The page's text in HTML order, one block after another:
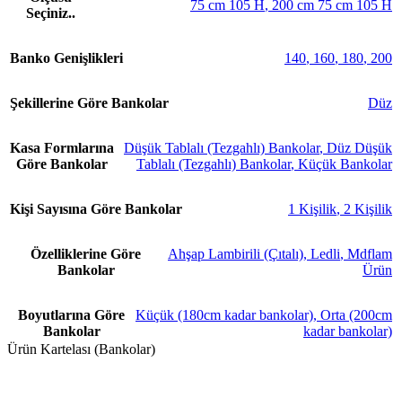
Seçiniz..
75 cm 105 H, 200 cm 75 cm 105 H
Banko Genişlikleri 140, 160, 180, 200
Şekillerine Göre Bankolar Düz
Kasa Formlarına
Göre Bankolar
Düşük Tablalı (Tezgahlı) Bankolar, Düz Düşük
Tablalı (Tezgahlı) Bankolar, Küçük Bankolar
Kişi Sayısına Göre Bankolar 1 Kişilik, 2 Kişilik
Özelliklerine Göre
Bankolar
Ahşap Lambirili (Çıtalı), Ledli, Mdflam
Ürün
Boyutlarına Göre
Bankolar
Küçük (180cm kadar bankolar), Orta (200cm
kadar bankolar)
Ürün Kartelası (Bankolar)